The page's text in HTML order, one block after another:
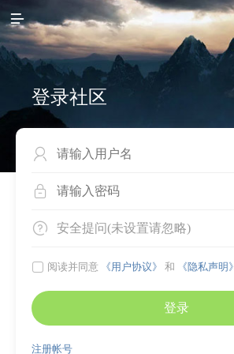

登录社区


 安全提问(未设置请忽略)
 阅读并同意 《用户协议》 和 《隐私声明》
登录
注册帐号